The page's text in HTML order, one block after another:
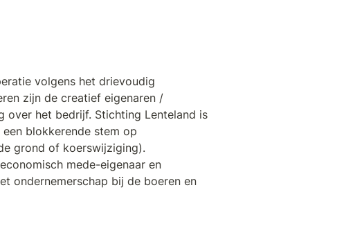
volgens het drievoudig
zijn de creatief eigenaren /
over het bedrijf. Stichting Lenteland is
blokkerende stem op
grond of koerswijziging).
mede-eigenaar en
ondernemerschap bij de boeren en